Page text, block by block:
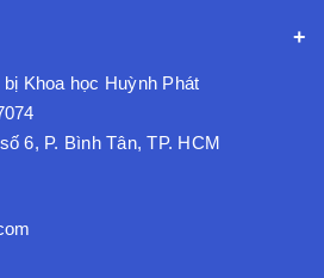
Khoa học Huỳnh Phát
6, P. Bình Tân, TP. HCM